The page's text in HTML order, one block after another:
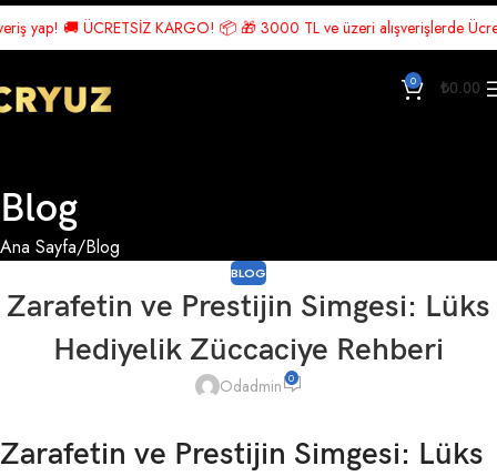
KARGO! 📦 🎁 3000 TL ve üzeri alışverişlerde Ücretsiz
0 ₺0.00
Blog
Ana Sayfa Blog
BLOG
Zarafetin ve Prestijin Simgesi: Lüks
Hediyelik Züccaciye Rehberi
Odadmin 0
Zarafetin ve Prestijin Simgesi: Lüks